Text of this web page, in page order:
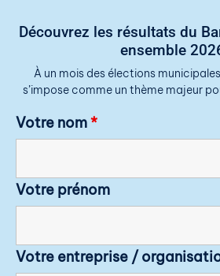
Découvrez les résultats du
ensemble
À un mois des élections
s’impose comme un thème majeur
Votre nom*
Votre prénom
Votre entreprise /